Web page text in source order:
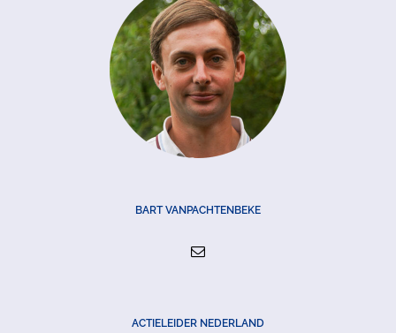
BART VANPACHTENBEKE
ACTIELEIDER NEDERLAND